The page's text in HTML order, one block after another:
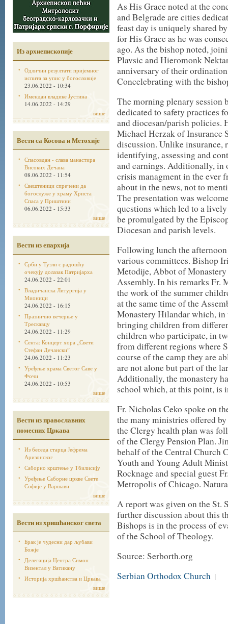
Из архиепископије
Одлични резултати пријемног
испита за упис у богословије
23.06.2022 - 10:34
Имендан владике Јустина
14.06.2022 - 14:29
више
Вести са Косова и Метохије
Спасовдан - слава манастира
Високих Дечана
08.06.2022 - 11:54
Свештеници спречени да
богослуже у храму Христа
Спаса у Приштини
06.06.2022 - 15:33
више
Вести из епархија
Срби у Тузли с радошћу
очекују долазак Патријарха
24.06.2022 - 22:01
Владичанска Литургија у
Мионици
24.06.2022 - 16:15
Празнично вечерње у
Трескавцу
24.06.2022 - 11:29
Сента: Концерт хора „Свети
Стефан Дечанскиˮ
24.06.2022 - 11:23
Уређење храма Светог Саве у
Фочи
24.06.2022 - 10:53
више
Вести из православних
помесних Цркава
Из беседа старца Јефрема
Аризонског
Саборно крштење у Тбилисију
Уређење Саборне цркве Свете
Софије у Варшави
више
Вести из хришћанског света
Брак је чудесни дар љубави
Божје
Делегација Центра Симон
Визентал у Ватикану
Историја хршћанства и Цркава
више
As His Grace noted at the
and Belgrade are cities
feast day is uniquely shared
for His Grace as he was
ago. As the bishop noted,
Plavsic and Hieromonk
anniversary of their
Concelebrating with the
The morning plenary session
dedicated to safety practices
and diocesan/parish
Michael Herzak of Insurance
discussion. Unlike insurance,
identifying, assessing and
and earnings. Additionally, in
crisis managment in the ever
about in the news, not to
The presentation was
questions which led to a
be promulgated by the
Diocesan and parish levels.
Following lunch the
various committees. Bishop
Metodije, Abbot of
Assembly. In his remarks Fr.
the work of the summer
at the same time of the
Monastery Hilandar which, in
bringing children from
children who participate, in
from different regions where
course of the camp they are
are not alone but part of the
Additionally, the monastery
school which, at this point, is
Fr. Nicholas Ceko spoke on
the many ministries offered
the Clergy health plan was
of the Clergy Pension Plan.
behalf of the Central Church
Youth and Young Adult
Rocknage and special guest
Metropolis of Chicago.
A report was given on the St.
further discussion about this
Bishops is in the process of
of the School of Theology.
Source: Serborth.org
Serbian Orthodox Church |